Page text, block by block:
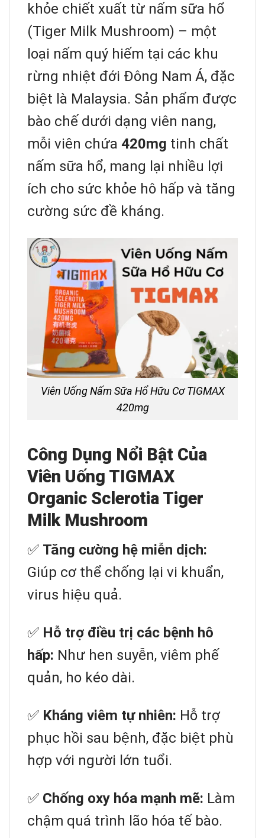
khỏe chiết xuất từ nấm sữa hổ
(Tiger Milk Mushroom) – một
loại nấm quý hiếm tại các khu
rừng nhiệt đới Đông Nam Á, đặc
biệt là Malaysia. Sản phẩm được
bào chế dưới dạng viên nang,
mỗi viên chứa 420mg tinh chất
nấm sữa hổ, mang lại nhiều lợi
ích cho sức khỏe hô hấp và tăng
cường sức đề kháng.
Viên Uống Nấm Sữa Hổ Hữu Cơ TIGMAX
420mg
Công Dụng Nổi Bật Của
Viên Uống TIGMAX
Organic Sclerotia Tiger
Milk Mushroom
✅ Tăng cường hệ miễn dịch:
Giúp cơ thể chống lại vi khuẩn,
virus hiệu quả.
✅ Hỗ trợ điều trị các bệnh hô
hấp: Như hen suyễn, viêm phế
quản, ho kéo dài.
✅ Kháng viêm tự nhiên: Hỗ trợ
phục hồi sau bệnh, đặc biệt phù
hợp với người lớn tuổi.
✅ Chống oxy hóa mạnh mẽ: Làm
chậm quá trình lão hóa tế bào.